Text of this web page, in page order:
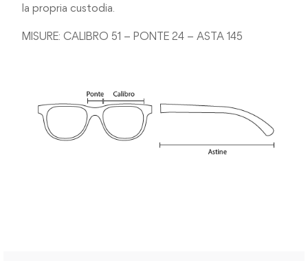
la propria custodia.
MISURE: CALIBRO 51 – PONTE 24 – ASTA 145